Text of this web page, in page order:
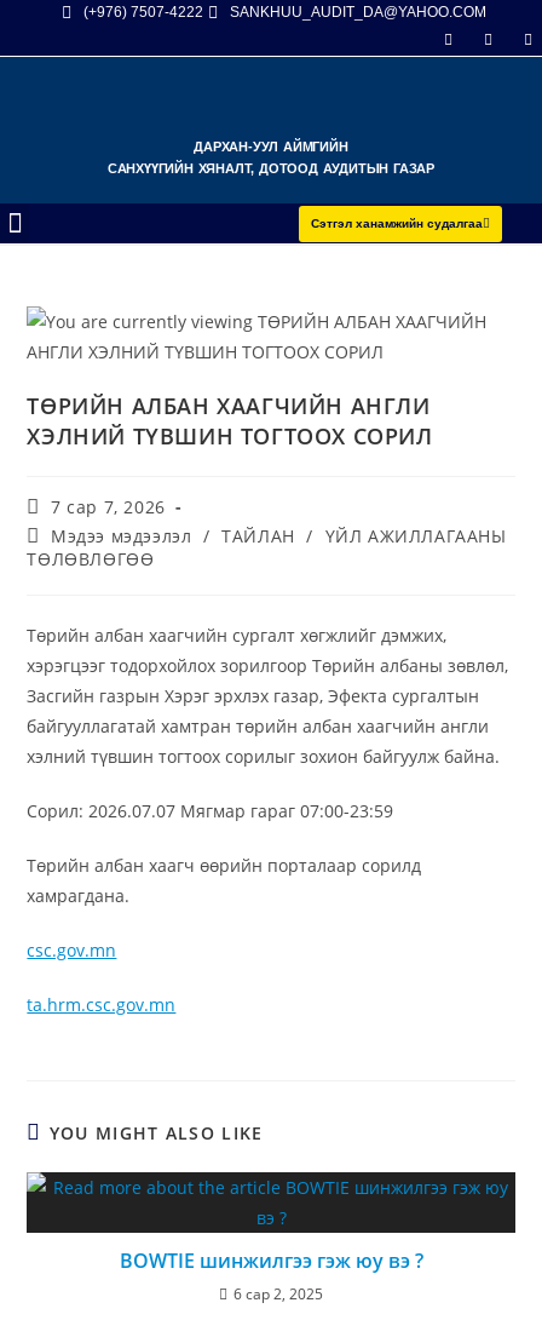
(+976) 7507-4222 SANKHUU_AUDIT_DA@YAHOO.COM
ДАРХАН-УУЛ АЙМГИЙН
САНХҮҮГИЙН ХЯНАЛТ, ДОТООД АУДИТЫН ГАЗАР
Сэтгэл ханамжийн судалгаа
ТӨРИЙН АЛБАН ХААГЧИЙН АНГЛИ
ХЭЛНИЙ ТҮВШИН ТОГТООХ СОРИЛ
7 сар 7, 2026
Мэдээ мэдээлэл / ТАЙЛАН / ҮЙЛ АЖИЛЛАГААНЫ
ТӨЛӨВЛӨГӨӨ
Төрийн албан хаагчийн сургалт хөгжлийг дэмжих,
хэрэгцээг тодорхойлох зорилгоор Төрийн албаны зөвлөл,
Засгийн газрын Хэрэг эрхлэх газар, Эфекта сургалтын
байгууллагатай хамтран төрийн албан хаагчийн англи
хэлний түвшин тогтоох сорилыг зохион байгуулж байна.
Сорил: 2026.07.07 Мягмар гараг 07:00-23:59
Төрийн албан хаагч өөрийн порталаар сорилд
хамрагдана.
csc.gov.mn
ta.hrm.csc.gov.mn
YOU MIGHT ALSO LIKE
BOWTIE шинжилгээ гэж юу вэ ?
6 сар 2, 2025